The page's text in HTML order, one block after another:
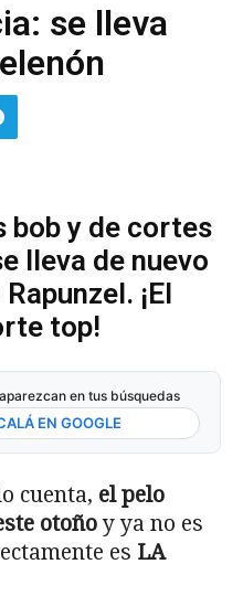
se lleva
bob y de cortes
lleva de nuevo
¡El
top!
en tus búsquedas
EN GOOGLE
cuenta, el pelo
otoñoy ya no es
es LA